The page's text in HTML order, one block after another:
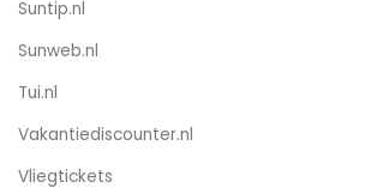
Suntip.nl
Sunweb.nl
Tui.nl
Vakantiediscounter.nl
Vliegtickets